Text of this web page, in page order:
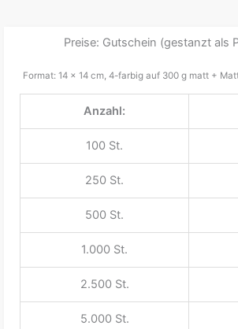
Preise: Gutschein (gestanzt als
Format: 14 x 14 cm, 4-farbig auf 300 g matt +
Anzahl:
100 St.
250 St.
500 St.
1.000 St.
2.500 St.
5.000 St.